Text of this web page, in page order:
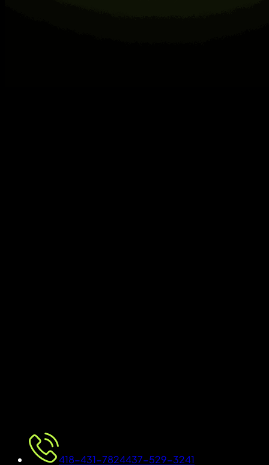
418-431-7824437-529-3241